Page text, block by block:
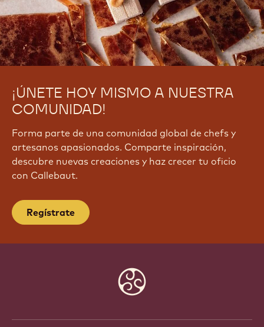
¡ÚNETE HOY MISMO A NUESTRA
COMUNIDAD!
Forma parte de una comunidad global de chefs y
artesanos apasionados. Comparte inspiración,
descubre nuevas creaciones y haz crecer tu oficio
con Callebaut.
Regístrate